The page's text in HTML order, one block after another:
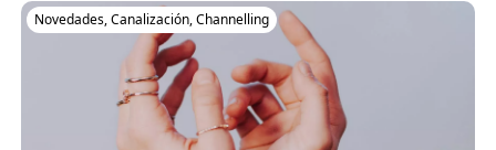
Novedades,Canalización,Channelling